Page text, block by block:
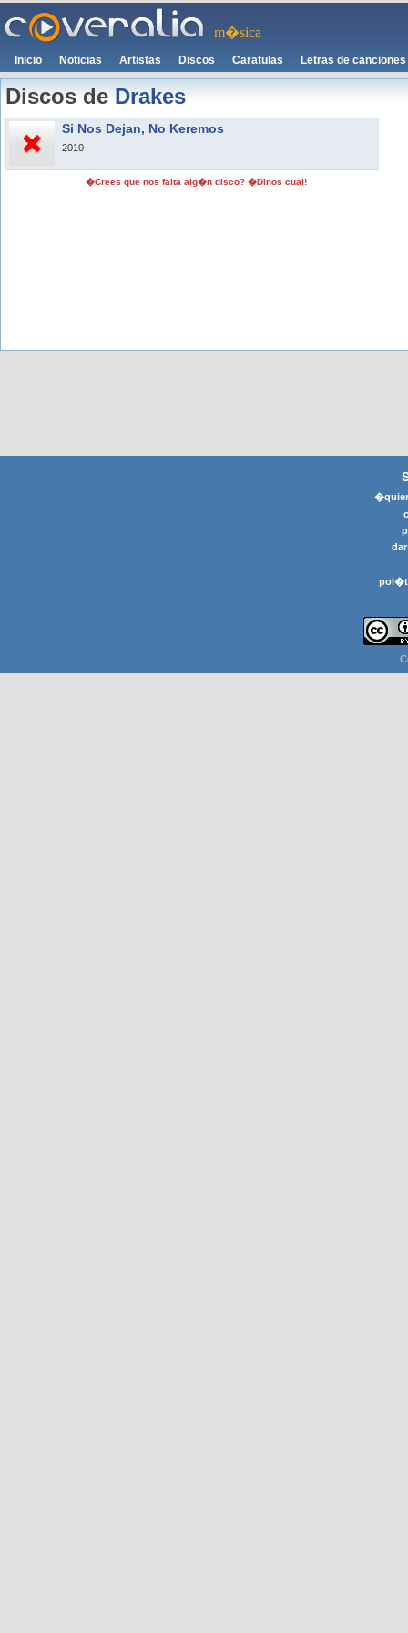
m�sica
Inicio Noticias Artistas Discos Caratulas Letras de canciones
Discos deDrakes
Si Nos Dejan, No Keremos
2010
�Crees que nos falta alg�n disco? �Dinos cual!